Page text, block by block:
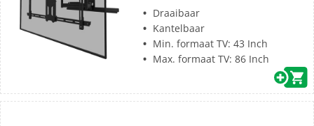
Draaibaar
Kantelbaar
Min. formaat TV: 43 Inch
Max. formaat TV: 86 Inch